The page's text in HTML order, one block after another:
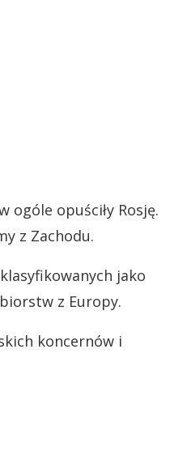
opuściły Rosję.
z Zachodu.
jako
z Europy.
koncernów i